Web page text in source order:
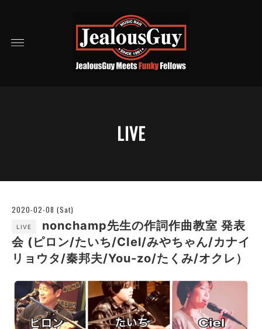
LIVE
2020-02-08 (Sat)
LIVE
nonchamp先生の作詞作曲教室 発表
会 (ピロン/たいち/CIel/みやちゃん/カナイ
リョウタ/秦邦夫/You-zo/たくみ/オクレ）